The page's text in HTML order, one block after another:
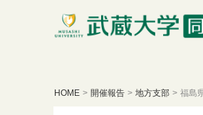
HOME > 開催報告 > 地方支部 > 福島